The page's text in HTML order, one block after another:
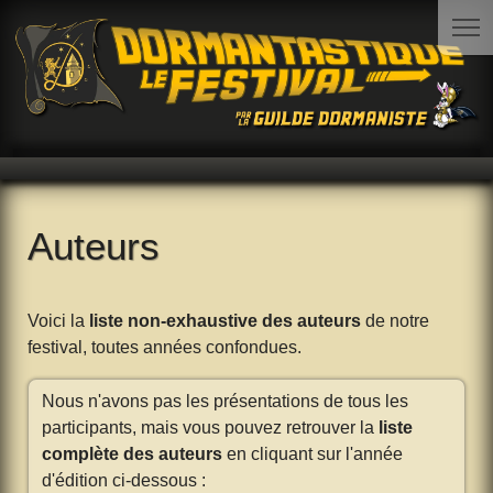
Auteurs
Voici la liste non-exhaustive des auteurs de notre
festival, toutes années confondues.
Nous n'avons pas les présentations de tous les
participants, mais vous pouvez retrouver la liste
complète des auteurs en cliquant sur l'année
d'édition ci-dessous :